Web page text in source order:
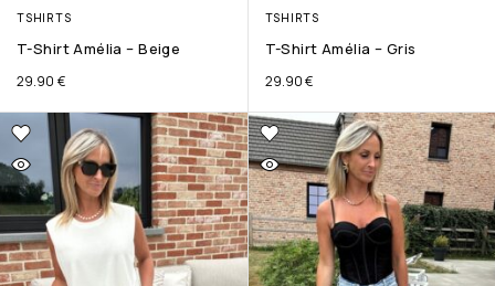
TSHIRTS
T-Shirt Amélia – Beige
29.90 €
TSHIRTS
T-Shirt Amélia – Gris
29.90€